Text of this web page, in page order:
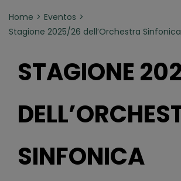
Home
Eventos
Stagione 2025/26 dell’Orchestra
STAGIONE
SINFONICA